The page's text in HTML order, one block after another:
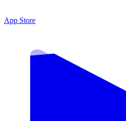
App Store